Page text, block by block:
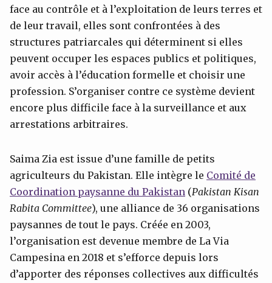
face au contrôle et à l’exploitation de leurs terres et
de leur travail, elles sont confrontées à des
structures patriarcales qui déterminent si elles
peuvent occuper les espaces publics et politiques,
avoir accès à l’éducation formelle et choisir une
profession. S’organiser contre ce système devient
encore plus difficile face à la surveillance et aux
arrestations arbitraires.
Saima Zia est issue d’une famille de petits
agriculteurs du Pakistan. Elle intègre le Comité de
Coordination paysanne du Pakistan (Pakistan Kisan
Rabita Committee), une alliance de 36 organisations
paysannes de tout le pays. Créée en 2003,
l’organisation est devenue membre de La Via
Campesina en 2018 et s’efforce depuis lors
d’apporter des réponses collectives aux difficultés